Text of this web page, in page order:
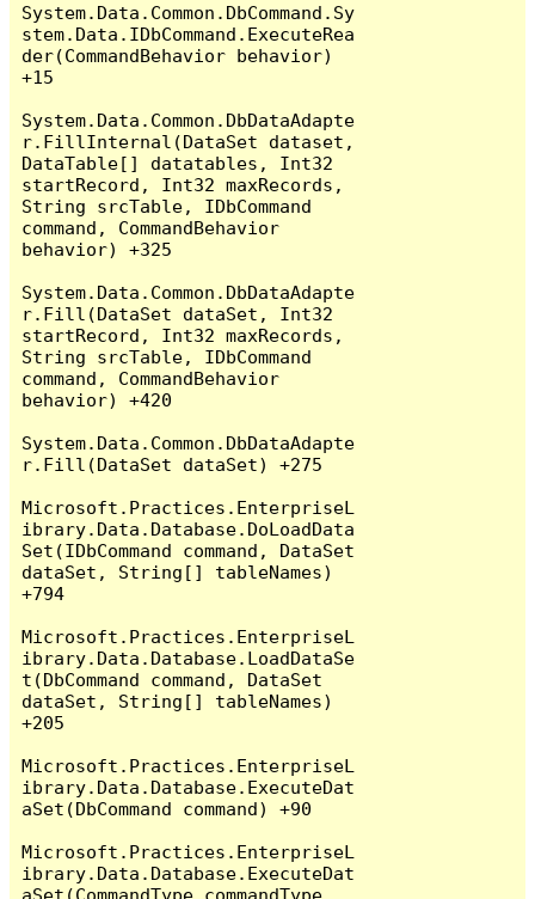
System.Data.Common.DbCommand.Sy
stem.Data.IDbCommand.ExecuteRea
der(CommandBehavior behavior)
+15
System.Data.Common.DbDataAdapte
r.FillInternal(DataSet dataset,
DataTable[] datatables, Int32
startRecord, Int32 maxRecords,
String srcTable, IDbCommand
command, CommandBehavior
behavior) +325
System.Data.Common.DbDataAdapte
r.Fill(DataSet dataSet, Int32
startRecord, Int32 maxRecords,
String srcTable, IDbCommand
command, CommandBehavior
behavior) +420
System.Data.Common.DbDataAdapte
r.Fill(DataSet dataSet) +275
Microsoft.Practices.EnterpriseL
ibrary.Data.Database.DoLoadData
Set(IDbCommand command, DataSet
dataSet, String[] tableNames)
+794
Microsoft.Practices.EnterpriseL
ibrary.Data.Database.LoadDataSe
t(DbCommand command, DataSet
dataSet, String[] tableNames)
+205
Microsoft.Practices.EnterpriseL
ibrary.Data.Database.ExecuteDat
aSet(DbCommand command) +90
Microsoft.Practices.EnterpriseL
ibrary.Data.Database.ExecuteDat
aSet(CommandType commandType,